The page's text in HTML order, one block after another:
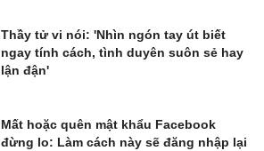
Thầy tử vi nói: 'Nhìn ngón tay út biết
ngay tính cách, tình duyên suôn sẻ hay
lận đận'
Mất hoặc quên mật khẩu Facebook
đừng lo: Làm cách này sẽ đăng nhập lại